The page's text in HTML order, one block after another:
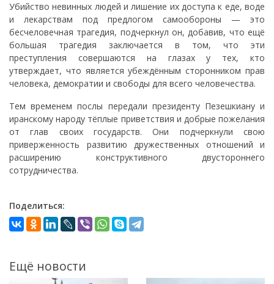
Убийство невинных людей и лишение их доступа к еде, воде
и лекарствам под предлогом самообороны — это
бесчеловечная трагедия, подчеркнул он, добавив, что ещё
большая трагедия заключается в том, что эти
преступления совершаются на глазах у тех, кто
утверждает, что является убеждённым сторонником прав
человека, демократии и свободы для всего человечества.
Тем временем послы передали президенту Пезешкиану и
иранскому народу тёплые приветствия и добрые пожелания
от глав своих государств. Они подчеркнули свою
приверженность развитию дружественных отношений и
расширению конструктивного двустороннего
сотрудничества.
Поделиться:
Ещё новости